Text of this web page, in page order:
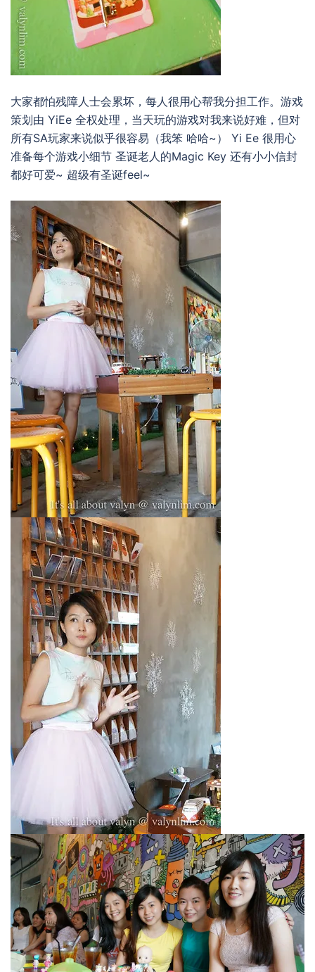
大家都怕残障人士会累坏，每人很用心帮我分担工作。游戏
策划由 YiEe 全权处理，当天玩的游戏对我来说好难，但对
所有SA玩家来说似乎很容易（我笨 哈哈~） Yi Ee 很用心
准备每个游戏小细节 圣诞老人的Magic Key 还有小小信封
都好可爱~ 超级有圣诞feel~